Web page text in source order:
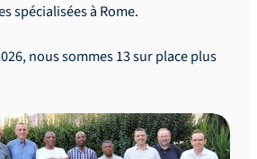
spécialisées à Rome.
nous sommes 13 sur place plus